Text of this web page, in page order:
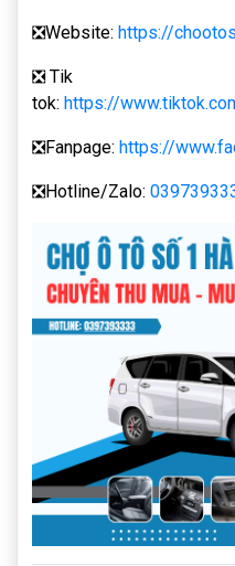
❎Website: https://
❎ Tik
tok: https://
❎Fanpage: https://
❎Hotline/Zalo: